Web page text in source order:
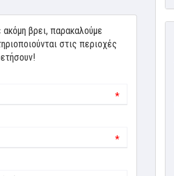
βρει, παρακαλούμε
στις περιοχές
*
*